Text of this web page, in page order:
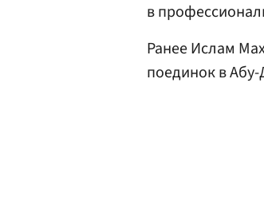
в
Ранее Ислам
поединок в